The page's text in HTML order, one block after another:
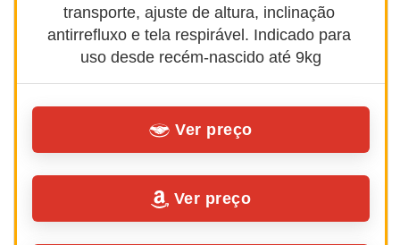
transporte, ajuste de altura, inclinação
antirrefluxo e tela respirável. Indicado para
uso desde recém-nascido até 9kg
Ver preço
Ver preço